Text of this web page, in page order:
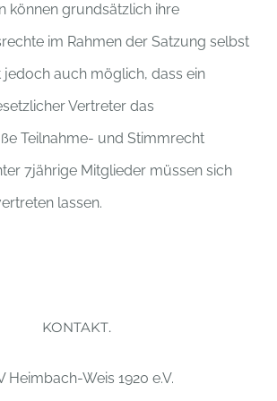
können grundsätzlich ihre
im Rahmen der Satzung selbst
jedoch auch möglich, dass ein
Vertreter das
Teilnahme- und Stimmrecht
7jährige Mitglieder müssen sich
lassen.
KONTAKT.
Heimbach-Weis 1920 e.V.